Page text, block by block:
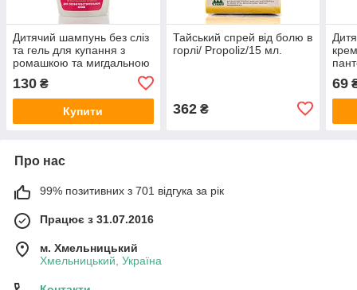
Дитячий шампунь без сліз
та гель для купання з
ромашкою та мигдальною
олією, Belle Jardin, 400 мл
130 ₴
Купити
Тайський спрей від болю в
горлі/ Propoliz/15 мл.
362₴
69
Про нас
99% позитивних з 701 відгука за рік
Працює з 31.07.2016
м. Хмельницький
Хмельницький, Україна